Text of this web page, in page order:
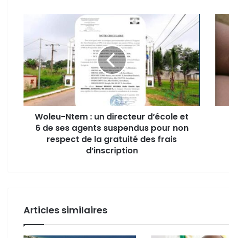
directeur
d’école
et
6
de
agents
suspendus
des
frais
d’inscription
Woleu-Ntem : un directeur d’école et
6 de ses agents suspendus pour non
respect de la gratuité des frais
d’inscription
de
la
Articles similaires